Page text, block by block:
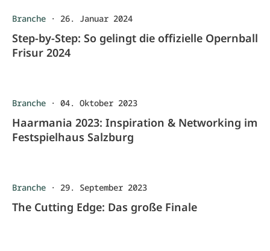
Branche · 26. Januar 2024
Step-by-Step: So gelingt die offizielle Opernball
Frisur 2024
Branche · 04. Oktober 2023
Haarmania 2023: Inspiration & Networking im
Festspielhaus Salzburg
Branche · 29. September 2023
The Cutting Edge: Das große Finale